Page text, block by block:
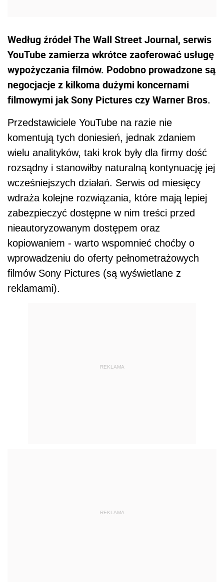
Według źródeł The Wall Street Journal, serwis
YouTube zamierza wkrótce zaoferować usługę
wypożyczania filmów. Podobno prowadzone są
negocjacje z kilkoma dużymi koncernami
filmowymi jak Sony Pictures czy Warner Bros.
Przedstawiciele YouTube na razie nie
komentują tych doniesień, jednak zdaniem
wielu analityków, taki krok były dla firmy dość
rozsądny i stanowiłby naturalną kontynuację jej
wcześniejszych działań. Serwis od miesięcy
wdraża kolejne rozwiązania, które mają lepiej
zabezpieczyć dostępne w nim treści przed
nieautoryzowanym dostępem oraz
kopiowaniem - warto wspomnieć choćby o
wprowadzeniu do oferty pełnometrażowych
filmów Sony Pictures (są wyświetlane z
reklamami).
REKLAMA
REKLAMA